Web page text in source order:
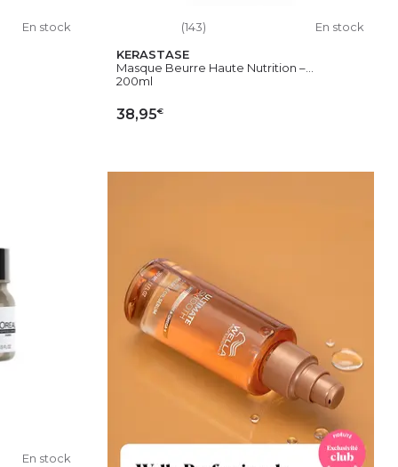
En stock (143)
En stock
KERASTASE
Masque Beurre Haute Nutrition –...
200ml
38,95€
En stock